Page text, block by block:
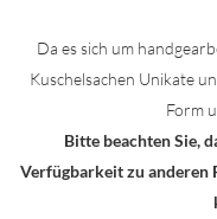
Da es sich um
Kuschelsachen Unikate
Form
Bitte beachten Sie,
Verfügbarkeit zu anderen